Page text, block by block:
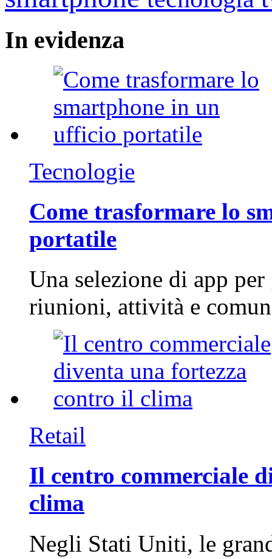
In evidenza
Tecnologie
Come trasformare lo
portatile
Una selezione di app
riunioni, attività e
Retail
Il centro commerciale
clima
Negli Stati Uniti, le